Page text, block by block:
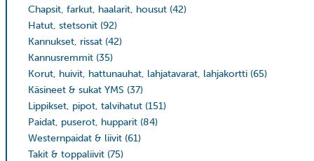
Chapsit, farkut, haalarit, housut (42)
Hatut, stetsonit (92)
Kannukset, rissat (42)
Kannusremmit (35)
Korut, huivit, hattunauhat, lahjatavarat, lahjakortti (65)
Käsineet & sukat YMS (37)
Lippikset, pipot, talvihatut (151)
Paidat, puserot, hupparit (84)
Westernpaidat & liivit (61)
Takit & toppaliivit (75)